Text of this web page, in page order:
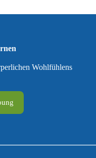
Wohlfühlens